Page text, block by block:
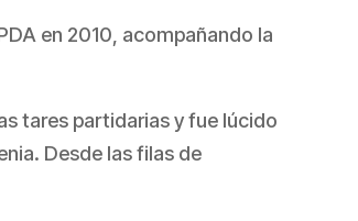
en 2010, acompañando la
tares partidarias y fue lúcido
Desde las filas de